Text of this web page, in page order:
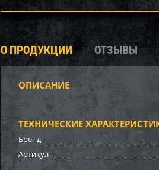
6
О ПРОДУКЦИИ ОТЗЫВЫ
ОПИСАНИЕ
ТЕХНИЧЕСКИЕ
Бренд
Артикул